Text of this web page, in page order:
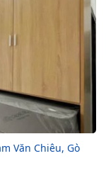
Văn Chiêu, Gò